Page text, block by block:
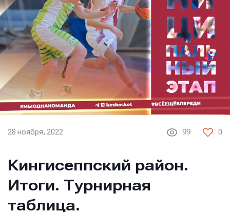
28 ноября, 2022 99 0
Кингисеппский район.
Итоги. Турнирная
таблица.